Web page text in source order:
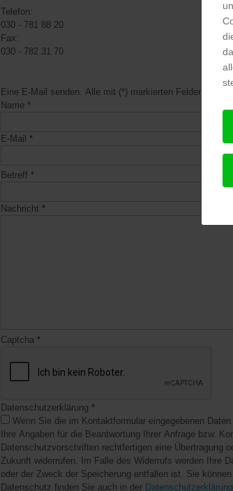
Telefon:
030 - 781 88 20
Fax:
030 - 782 31 70
Eine E-Mail senden. Alle mit (*) markierten Felder werden
Name *
E-Mail *
Betreff *
Nachricht *
Captcha *
Datenschutzerklärung *
Ihre Angaben für die Beantwortung Ihrer Anfrage bzw.
Datenschutzvorschriften rechtfertigen eine Übertragung
Zukunft widerrufen. Im Falle des Widerrufs werden Ihre
oder der Zweck der Speicherung entfallen ist. Sie
Datenschutz finden Sie auch in der Datenschutzerklärung